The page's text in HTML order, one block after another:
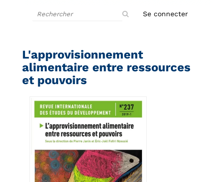
Se connecter
L'approvisionnement
alimentaire entre ressources
et pouvoirs